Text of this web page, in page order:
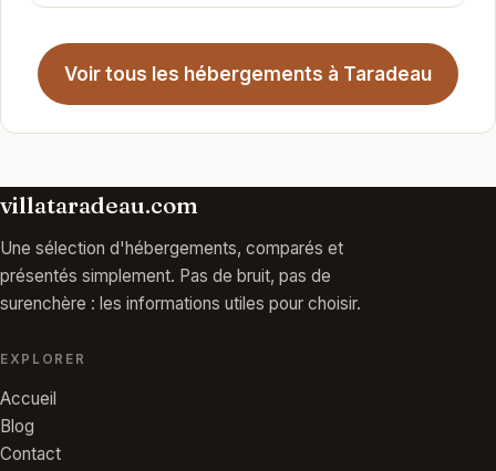
Voir tous les hébergements à Taradeau
villataradeau.com
Une sélection d'hébergements, comparés et
présentés simplement. Pas de bruit, pas de
surenchère : les informations utiles pour choisir.
EXPLORER
Accueil
Blog
Contact